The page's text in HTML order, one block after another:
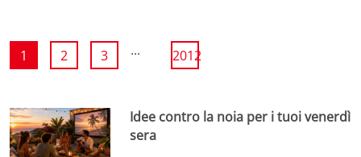
1 2 3 ... 2012
Idee contro la noia per i tuoi venerdì
sera